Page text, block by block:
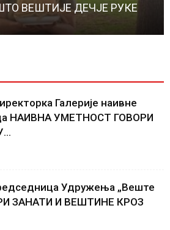
ВЕШТИЈЕ ДЕЧЈЕ РУКЕ
Галерије наивне
НАИВНА УМЕТНОСТ ГОВОРИ
Удружења „Веште
ЗАНАТИ И ВЕШТИНЕ КРОЗ